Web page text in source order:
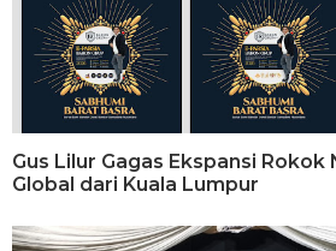
Gus Lilur Gagas Ekspansi Rokok
Global dari Kuala Lumpur